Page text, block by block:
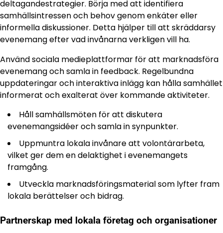
deltagandestrategier. Börja med att identifiera
samhällsintressen och behov genom enkäter eller
informella diskussioner. Detta hjälper till att skräddarsy
evenemang efter vad invånarna verkligen vill ha.
Använd sociala medieplattformar för att marknadsföra
evenemang och samla in feedback. Regelbundna
uppdateringar och interaktiva inlägg kan hålla samhället
informerat och exalterat över kommande aktiviteter.
Håll samhällsmöten för att diskutera
evenemangsidéer och samla in synpunkter.
Uppmuntra lokala invånare att volontärarbeta,
vilket ger dem en delaktighet i evenemangets
framgång.
Utveckla marknadsföringsmaterial som lyfter fram
lokala berättelser och bidrag.
Partnerskap med lokala företag och organisationer